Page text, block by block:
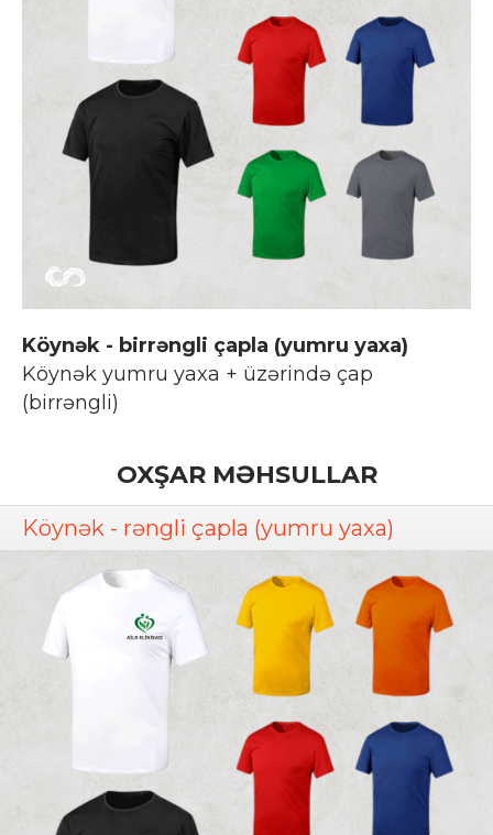
Köynək - birrəngli çapla (yumru yaxa)
Köynək yumru yaxa + üzərində çap
(birrəngli)
OXŞAR MƏHSULLAR
Köynək - rəngli çapla (yumru yaxa)